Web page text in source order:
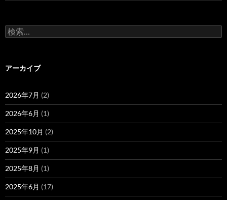
検
索:
アーカイブ
2026年7月 (2)
2026年6月 (1)
2025年10月 (2)
2025年9月 (1)
2025年8月 (1)
2025年6月 (17)